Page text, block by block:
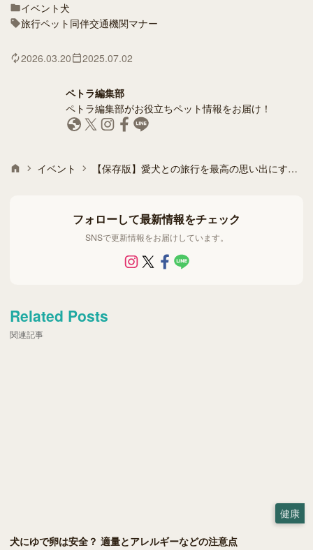
イベント犬
旅行ペット同伴交通機関マナー
2026.03.20 2025.07.02
ペトラ編集部
ペトラ編集部がお役立ちペット情報をお届け！
イベント 【保存版】愛犬との旅行を最高の思い出にする5つのヒント
フォローして最新情報をチェック
SNSで更新情報をお届けしています。
Related Posts
関連記事
健康
犬にゆで卵は安全？ 適量とアレルギーなどの注意点